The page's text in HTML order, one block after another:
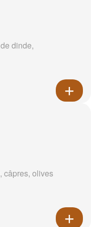
dinde,
câpres, olives